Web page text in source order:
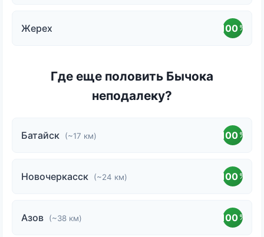
Жерех 100 %
Где еще половить Бычока
неподалеку?
Батайск (~17 км) 100 %
Новочеркасск (~24 км) 100 %
Азов (~38 км) 100 %